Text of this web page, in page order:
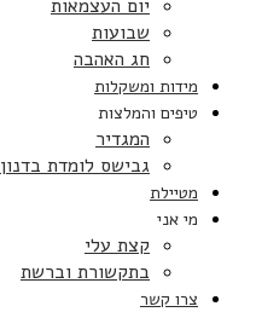
יום העצמאות
שבועות
חג האהבה
מידות ומשקלות
טיפים והמלצות
המגדיר
גבישס לומדת בדנון
מטיילת
מי אני
קצת עלי
בתקשורת וברשת
צרו קשר